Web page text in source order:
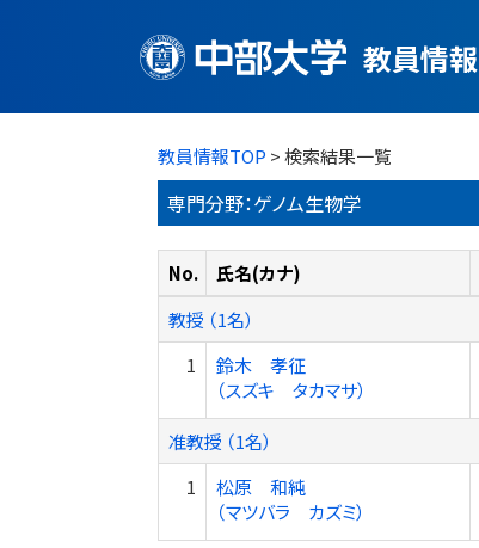
教員情報
教員情報TOP > 検索結果一覧
専門分野：ゲノム生物学
No. 氏名(カナ)
教授 （1名）
1
鈴木 孝征
（スズキ タカマサ）
准教授 （1名）
1
松原 和純
（マツバラ カズミ）